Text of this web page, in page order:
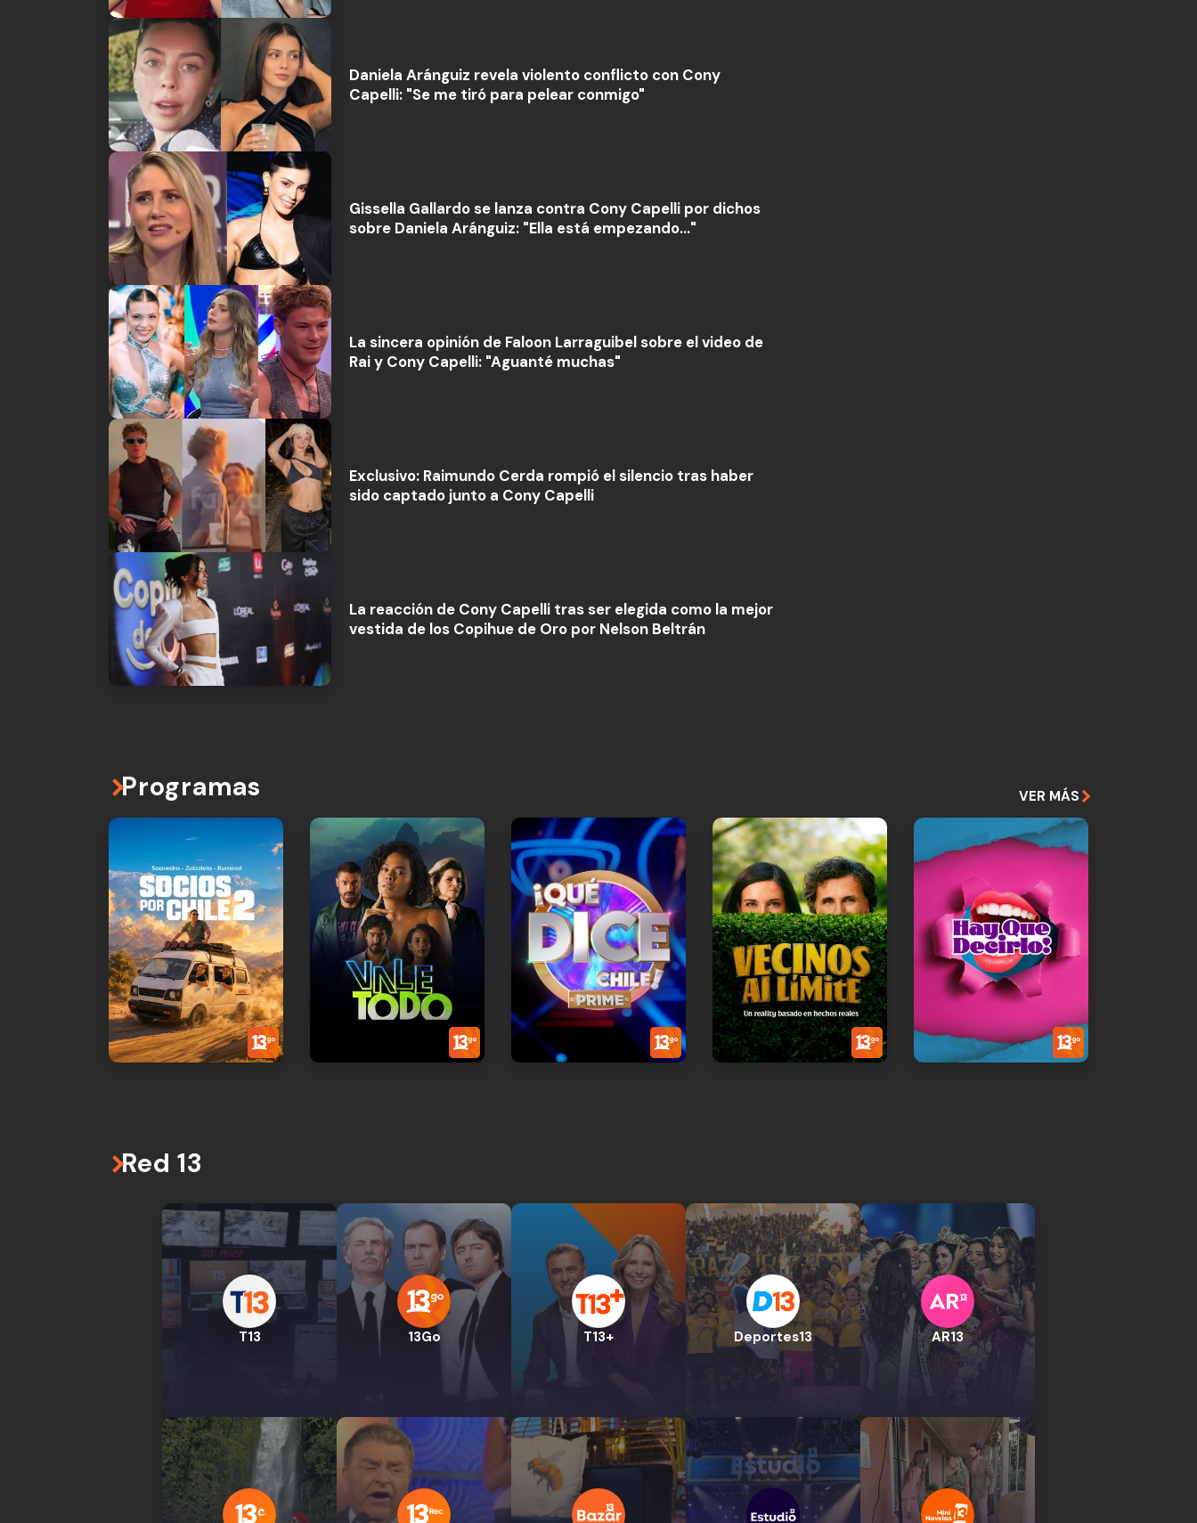
Daniela Aránguiz revela violento conflicto con Cony
Capelli: "Se me tiró para pelear conmigo"
Gissella Gallardo se lanza contra Cony Capelli por dichos
sobre Daniela Aránguiz: "Ella está empezando..."
La sincera opinión de Faloon Larraguibel sobre el video de
Rai y Cony Capelli: "Aguanté muchas"
Exclusivo: Raimundo Cerda rompió el silencio tras haber
sido captado junto a Cony Capelli
La reacción de Cony Capelli tras ser elegida como la mejor
vestida de los Copihue de Oro por Nelson Beltrán
Programas VER MÁS
Red 13
T13 13Go T13+ Deportes13 AR13